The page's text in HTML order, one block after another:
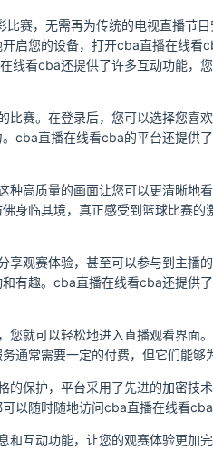
赛，无需再为传统的电视直播节
启您的设备，打开cba直播在线看
看cba还提供了许多互动功能，
赛。在登录后，您可以选择您喜
cba直播在线看cba的平台还提供
高质量的画面让您可以更清晰地
身临其境，真正感受到篮球比赛
观赛体验，甚至可以参与到主播
有趣。cba直播在线看cba还提供
就可以轻松地进入直播观看界面
常需要一定的付费，但它们能够
保护，平台采用了先进的加密技
以随时随地访问cba直播在线看cba
互动功能，让您的观赛体验更加